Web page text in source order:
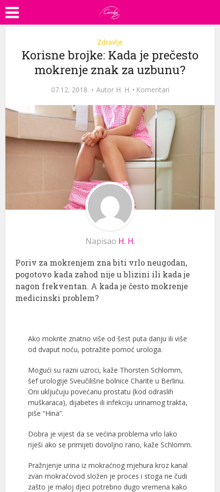
Zdravlje
Korisne brojke: Kada je prečesto
mokrenje znak za uzbunu?
07.12. 2018. Autor H. H. · Komentari
Napisao H. H.
Poriv za mokrenjem zna biti vrlo neugodan,
pogotovo kada zahod nije u blizini ili kada je
nagon frekventan. A kada je često mokrenje
medicinski problem?
Ako mokrite znatno više od šest puta danju ili više
od dvaput noću, potražite pomoć urologa.
Mogući su razni uzroci, kaže Thorsten Schlomm,
šef urologije Sveučilišne bolnice Charite u Berlinu.
Oni uključuju povećanu prostatu (kod odraslih
muškaraca), dijabetes ili infekciju urinarnog trakta,
piše “Hina”.
Dobra je vijest da se većina problema vrlo lako
riješi ako se primijeti dovoljno rano, kaže Schlomm.
Pražnjenje urina iz mokraćnog mjehura kroz kanal
zvan mokraćovod složen je proces i stoga ne čudi
zašto je maloj djeci potrebno dugo vremena kako